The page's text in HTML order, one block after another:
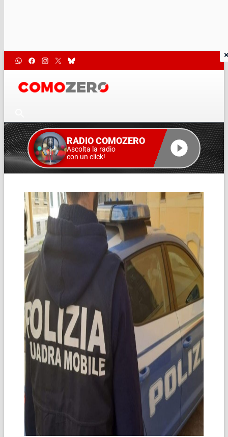
RADIO COMOZERO
Ascolta la radio
con un click!